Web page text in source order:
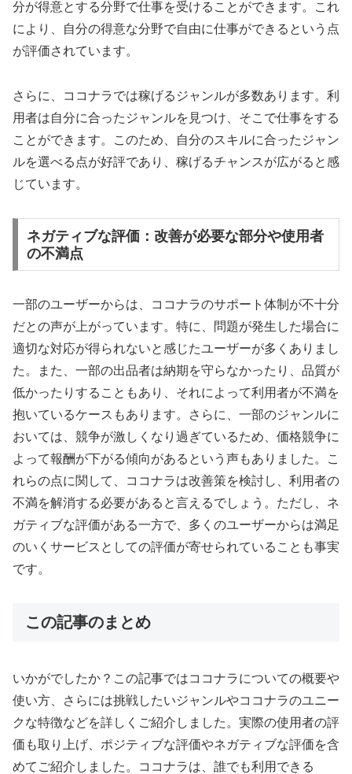
分が得意とする分野で仕事を受けることができます。これ
により、自分の得意な分野で自由に仕事ができるという点
が評価されています。
さらに、ココナラでは稼げるジャンルが多数あります。利
用者は自分に合ったジャンルを見つけ、そこで仕事をする
ことができます。このため、自分のスキルに合ったジャン
ルを選べる点が好評であり、稼げるチャンスが広がると感
じています。
ネガティブな評価：改善が必要な部分や使用者
の不満点
一部のユーザーからは、ココナラのサポート体制が不十分
だとの声が上がっています。特に、問題が発生した場合に
適切な対応が得られないと感じたユーザーが多くありまし
た。また、一部の出品者は納期を守らなかったり、品質が
低かったりすることもあり、それによって利用者が不満を
抱いているケースもあります。さらに、一部のジャンルに
おいては、競争が激しくなり過ぎているため、価格競争に
よって報酬が下がる傾向があるという声もありました。こ
れらの点に関して、ココナラは改善策を検討し、利用者の
不満を解消する必要があると言えるでしょう。ただし、ネ
ガティブな評価がある一方で、多くのユーザーからは満足
のいくサービスとしての評価が寄せられていることも事実
です。
この記事のまとめ
いかがでしたか？この記事ではココナラについての概要や
使い方、さらには挑戦したいジャンルやココナラのユニー
クな特徴などを詳しくご紹介しました。実際の使用者の評
価も取り上げ、ポジティブな評価やネガティブな評価を含
めてご紹介しました。ココナラは、誰でも利用できる